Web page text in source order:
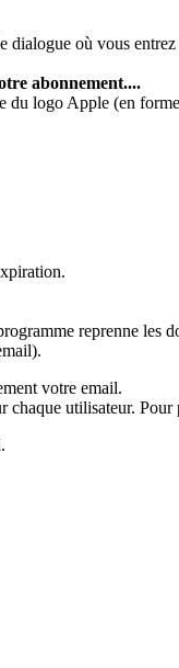
dialogue où vous
abonnement....
du logo Apple (en
reprenne les
votre email.
utilisateur.